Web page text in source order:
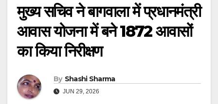
मुख्य सचिव ने बागवाला में प्रधानमंत्री
आवास योजना में बने 1872 आवासों
का किया निरीक्षण
By Shashi Sharma
JUN 29, 2026